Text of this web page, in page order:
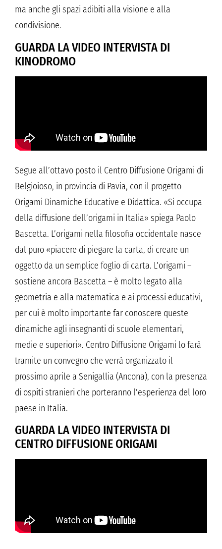
ma anche gli spazi adibiti alla visione e alla
condivisione.
GUARDA LA VIDEO INTERVISTA DI
KINODROMO
Segue all’ottavo posto il Centro Diffusione Origami di
Belgioioso, in provincia di Pavia, con il progetto
Origami Dinamiche Educative e Didattica. «Si occupa
della diffusione dell’origami in Italia» spiega Paolo
Bascetta. L’origami nella filosofia occidentale nasce
dal puro «piacere di piegare la carta, di creare un
oggetto da un semplice foglio di carta. L’origami –
sostiene ancora Bascetta – è molto legato alla
geometria e alla matematica e ai processi educativi,
per cui è molto importante far conoscere queste
dinamiche agli insegnanti di scuole elementari,
medie e superiori». Centro Diffusione Origami lo farà
tramite un convegno che verrà organizzato il
prossimo aprile a Senigallia (Ancona), con la presenza
di ospiti stranieri che porteranno l’esperienza del loro
paese in Italia.
GUARDA LA VIDEO INTERVISTA DI
CENTRO DIFFUSIONE ORIGAMI